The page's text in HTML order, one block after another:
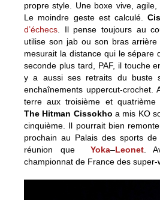
propre style. Une boxe vive, agile,
Le moindre geste est calculé.
d’échecs . Il pense toujours au
utilise son jab ou son bras arrière
mesurait la distance qui le sépare
seconde plus tard, PAF, il touche
y a aussi ses retraits du buste
enchaînements uppercut-crochet.
terre aux troisième et quatrième
The Hitman Cissokho a mis KO
cinquième. Il pourrait bien
prochain au Palais des sports
réunion que Yoka–Leonet.
championnat de France des